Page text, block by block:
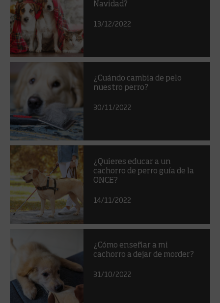
Navidad?
13/12/2022
¿Cuándo cambia de pelo
nuestro perro?
30/11/2022
¿Quieres educar a un
cachorro de perro guía de la
ONCE?
14/11/2022
¿Cómo enseñar a mi
cachorro a dejar de morder?
31/10/2022